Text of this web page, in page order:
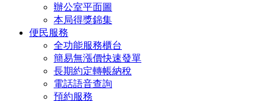
辦公室平面圖
本局得獎錦集
便民服務
全功能服務櫃台
簡易無漲價快速發單
長期約定轉帳納稅
電話語音查詢
預約服務